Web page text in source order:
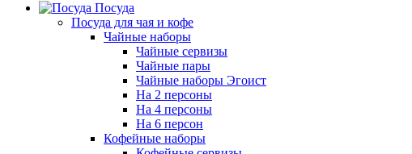
Посуда
Посуда для чая и кофе
Чайные наборы
Чайные сервизы
Чайные пары
Чайные наборы Эгоист
На 2 персоны
На 4 персоны
На 6 персон
Кофейные наборы